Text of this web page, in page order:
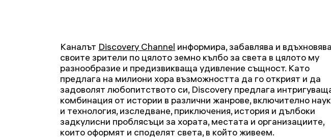
Каналът Discovery Channel информира, забавлява и вдъхновява
своите зрители по цялото земно кълбо за света в цялото му
разнообразие и предизвикваща удивление същност. Като
предлага на милиони хора възможността да го открият и да
задоволят любопитството си, Discovery предлага
комбинация от истории в различни жанрове, включително
и технология, изследване, приключения, история и дълбоки
задкулисни проблясъци за хората, местата и организациите,
които оформят и споделят света, в който живеем.